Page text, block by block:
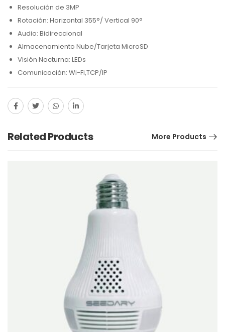
Resolución de 3MP
Rotación: Horizontal 355°/ Vertical 90°
Audio: Bidireccional
Almacenamiento Nube/Tarjeta MicroSD
Visión Nocturna: LEDs
Comunicación: Wi-Fi,TCP/IP
Related Products More Products